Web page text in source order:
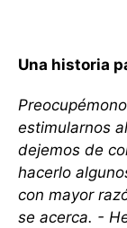
Una historia
estimularnos
dejemos de
hacerlo
con mayor
se acerca. -